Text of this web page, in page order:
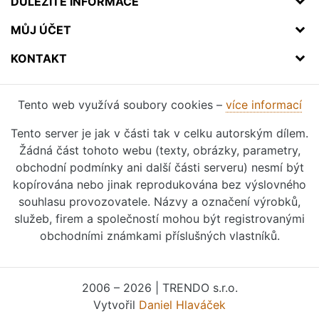
MŮJ ÚČET
KONTAKT
Tento web využívá soubory cookies – více informací
Tento server je jak v části tak v celku autorským dílem.
Žádná část tohoto webu (texty, obrázky, parametry,
obchodní podmínky ani další části serveru) nesmí být
kopírována nebo jinak reprodukována bez výslovného
souhlasu provozovatele. Názvy a označení výrobků,
služeb, firem a společností mohou být registrovanými
obchodními známkami příslušných vlastníků.
2006 – 2026 | TRENDO s.r.o.
Vytvořil Daniel Hlaváček